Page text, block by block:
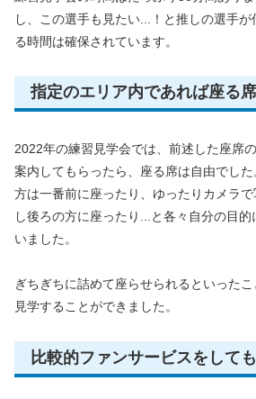
し、この選手も見たい...！と推しの選手が
る時間は確保されています。
指定のエリア内であれば座る
2022年の練習見学会では、前述した座席
案内してもらったら、座る席は自由でし
方は一番前に座ったり、ゆったりカメラ
し後ろの方に座ったり...と各々自分の目
いました。
ぎちぎちに詰めて座らせられるといった
見学することができました。
比較的ファンサービスをして